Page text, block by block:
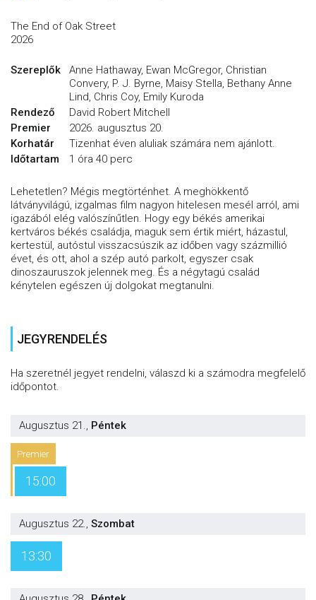
The End of Oak Street
2026
Szereplők
Anne Hathaway, Ewan McGregor, Christian
Convery, P. J. Byrne, Maisy Stella, Bethany Anne
Lind, Chris Coy, Emily Kuroda
Rendező
David Robert Mitchell
Premier
2026. augusztus 20.
Korhatár
Tizenhat éven aluliak számára nem ajánlott.
Időtartam
1 óra 40 perc
Lehetetlen? Mégis megtörténhet. A meghökkentő
látványvilágú, izgalmas film nagyon hitelesen mesél arról, ami
igazából elég valószínűtlen. Hogy egy békés amerikai
kertváros békés családja, maguk sem értik miért, házastul,
kertestül, autóstul visszacsúszik az időben vagy százmillió
évet, és ott, ahol a szép autó parkolt, egyszer csak
dinoszauruszok jelennek meg. És a négytagú család
kénytelen egészen új dolgokat megtanulni.
JEGYRENDELÉS
Ha szeretnél jegyet rendelni, válaszd ki a számodra megfelelő
időpontot.
Augusztus 21. Péntek
Premier
15:00
Augusztus 22. Szombat
13:30